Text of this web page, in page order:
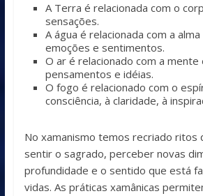
A Terra é relacionada com o
sensações.
A água é relacionada com a
emoções e sentimentos.
O ar é relacionado com a mente
pensamentos e idéias.
O fogo é relacionado com o
consciência, à clari­dade, à
No xamanismo temos recriado ritos
sentir o sagrado, perceber novas
profundidade e o sentido que está
vidas. As práticas xamânicas